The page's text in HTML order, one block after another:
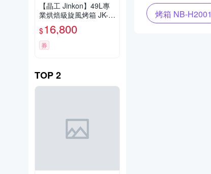
【晶工 Jinkon】49L專
業烘焙級旋風烤箱 JK-8
480
$16,800
券
TOP2
烤箱 NB-H2001